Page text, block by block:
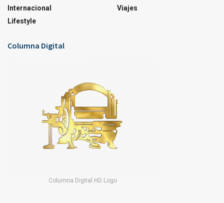
Internacional
Lifestyle
Viajes
Columna Digital
Columna Digital HD Logo